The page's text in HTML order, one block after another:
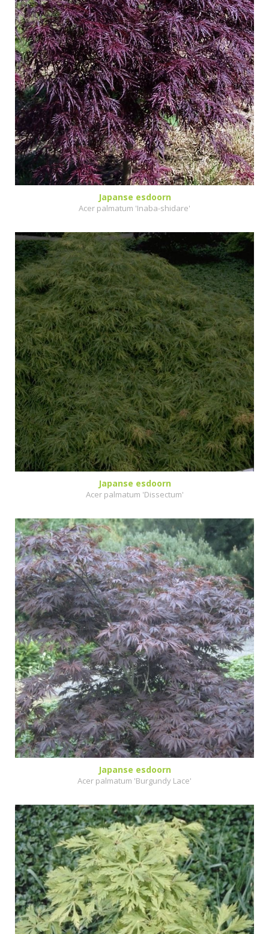
Japanse esdoorn
Acer palmatum 'Inaba-shidare'
Japanse esdoorn
Acer palmatum 'Dissectum'
Japanse esdoorn
Acer palmatum 'Burgundy Lace'